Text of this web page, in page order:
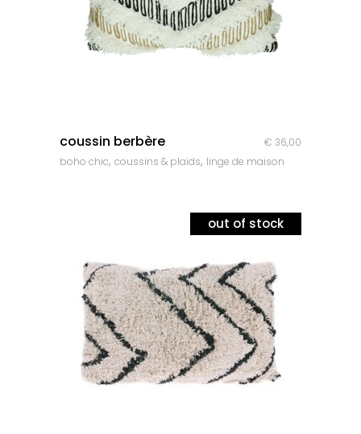
coussin berbère € 36,00
boho chic, coussins & plaids, linge de maison
out of stock